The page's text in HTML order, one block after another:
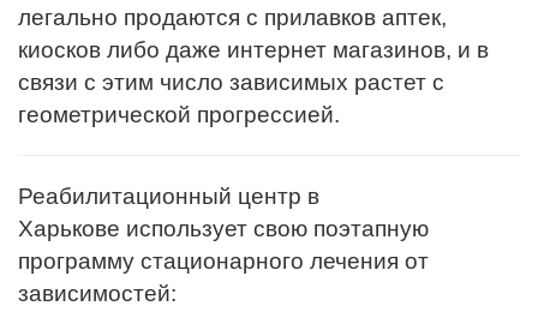
легально продаются с прилавков аптек,
киосков либо даже интернет магазинов, и в
связи с этим число зависимых растет с
геометрической прогрессией.
Реабилитационный центр в
Харькове использует свою поэтапную
программу стационарного лечения от
зависимостей: